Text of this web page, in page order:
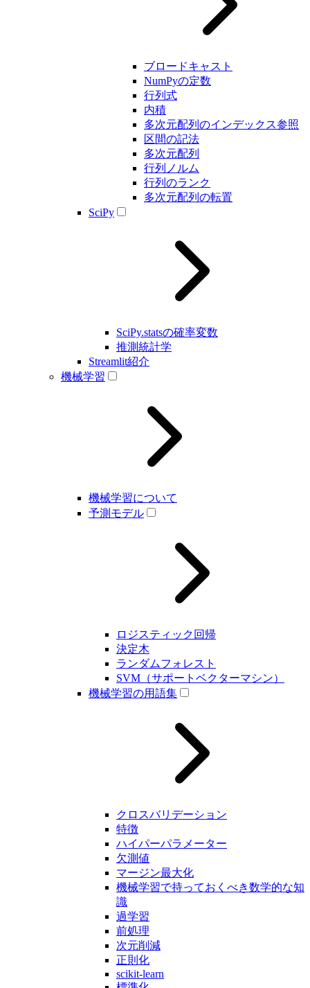
ブロードキャスト
NumPyの定数
行列式
内積
多次元配列のインデックス参照
区間の記法
多次元配列
行列ノルム
行列のランク
多次元配列の転置
SciPy
SciPy.statsの確率変数
推測統計学
Streamlit紹介
機械学習
機械学習について
予測モデル
ロジスティック回帰
決定木
ランダムフォレスト
SVM（サポートベクターマシン）
機械学習の用語集
クロスバリデーション
特徴
ハイパーパラメーター
欠測値
マージン最大化
機械学習で持っておくべき数学的な知
識
過学習
前処理
次元削減
正則化
scikit-learn